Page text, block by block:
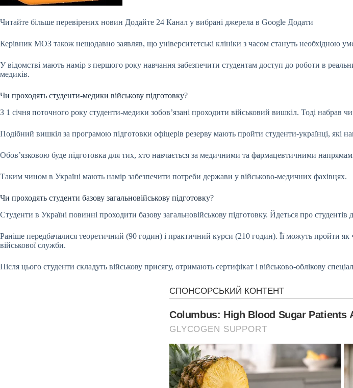
Читайте більше перевірених новин Додайте 24 Канал у вибрані джерела в Google Додати
Керівник МОЗ також нещодавно заявляв, що університетські клініки з часом стануть необхідною
У відомстві мають намір з першого року навчання забезпечити студентам доступ до роботи в
медиків.
Чи проходять студенти-медики військову підготовку?
З 1 січня поточного року студенти-медики зобов’язані проходити військовий вишкіл. Тоді набрав
Подібний вишкіл за програмою підготовки офіцерів резерву мають пройти студенти-українці, які
Обов’язковою буде підготовка для тих, хто навчається за медичними та фармацевтичними
Таким чином в Україні мають намір забезпечити потреби держави у військово-медичних фахівцях.
Чи проходять студенти базову загальновійськову підготовку?
Студенти в Україні повинні проходити базову загальновійськову підготовку. Йдеться про студентів
Раніше передбачалися теоретичний (90 годин) і практичний курси (210 годин). Її можуть пройти
військової служби.
Після цього студенти складуть військову присягу, отримають сертифікат і військово-облікову